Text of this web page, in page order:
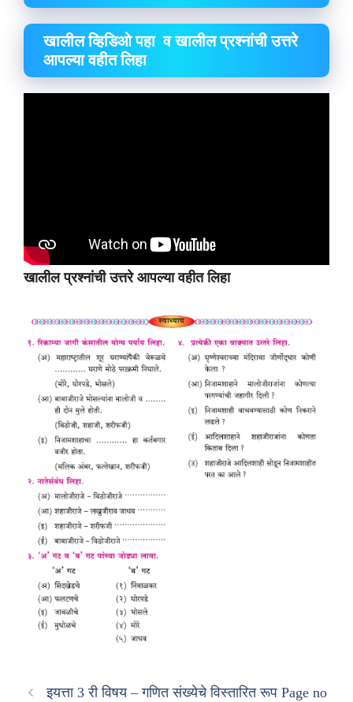
खालील व्हिडिओ पहा व खालील प्रश्नांची उत्तरे
आपल्या वहीत लिहा
खालील प्रश्नांची उत्तरे आपल्या वहीत लिहा
इयत्ता 3 री विषय – गणित संख्येचे विस्तारित रूप Page no